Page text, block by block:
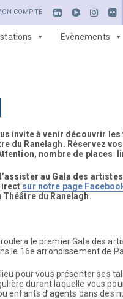
COMPTE
Evènements
invite à venir découvrir
du Ranelagh. Réservez
nombre de places
au Gala des
sur notre page
du Ranelagh.
le premier Gala des
le 16e arrondissement de
pour vous présenter ses
durant laquelle vous
enfants d’agents dans des